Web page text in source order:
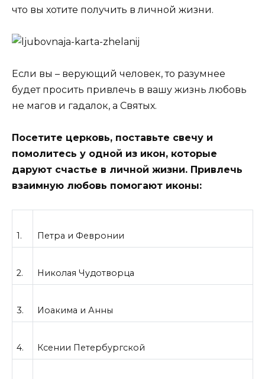
что вы хотите получить в личной жизни.
Если вы – верующий человек, то разумнее
будет просить привлечь в вашу жизнь любовь
не магов и гадалок, а Святых.
Посетите церковь, поставьте свечу и
помолитесь у одной из икон, которые
даруют счастье в личной жизни. Привлечь
взаимную любовь помогают иконы:
1. Петра и Февронии
2. Николая Чудотворца
3. Иоакима и Анны
4. Ксении Петербургской